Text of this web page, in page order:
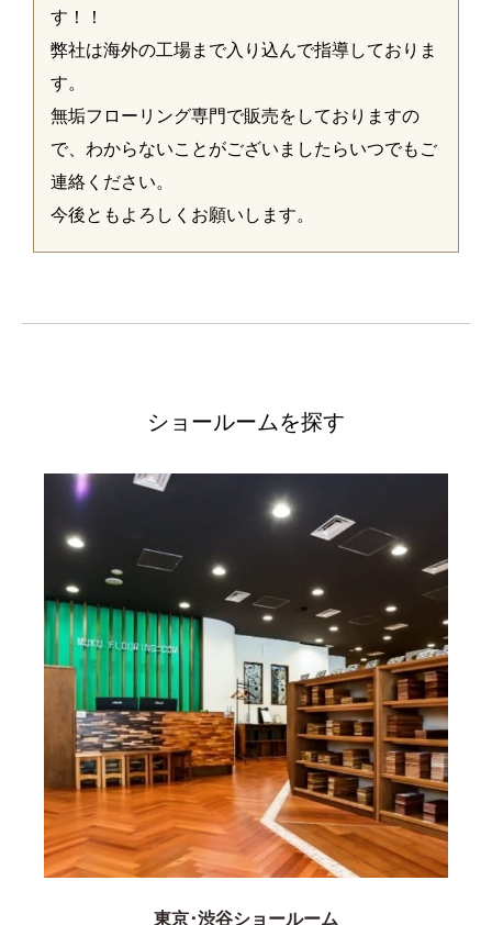
す！！
弊社は海外の工場まで入り込んで指導しておりま
す。
無垢フローリング専門で販売をしておりますの
で、わからないことがございましたらいつでもご
連絡ください。
今後ともよろしくお願いします。
ショールームを探す
東京･渋谷ショールーム